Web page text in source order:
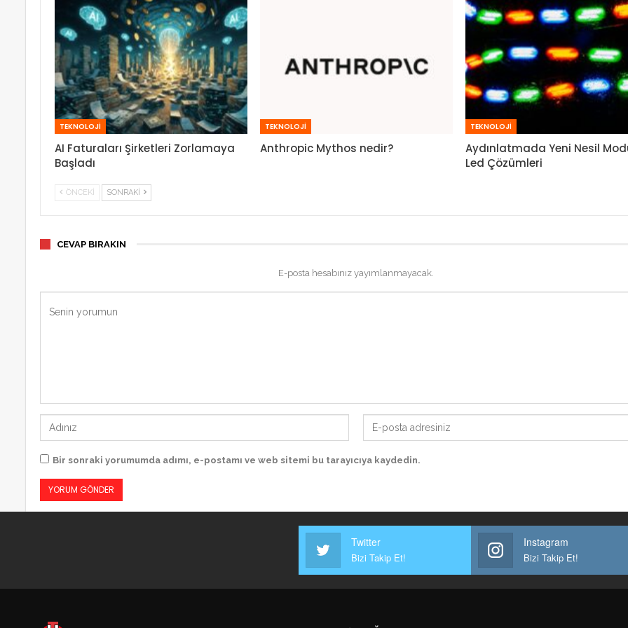
TEKNOLOJİ
AI Faturaları Şirketleri Zorlamaya
Başladı
TEKNOLOJİ
Anthropic Mythos nedir?
TEKNOLOJİ
Aydınlatmada Yeni Nesil
Led Çözümleri
ÖNCEKI SONRAKI
CEVAP BIRAKIN
E-posta hesabınız yayımlanmayacak.
Bir sonraki yorumumda adımı, e-postamı ve web sitemi bu tarayıcıya kaydedin.
Twitter
Bizi Takip Et!
Instagram
Bizi Takip Et!